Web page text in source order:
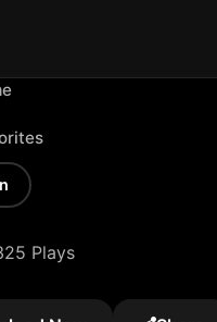
Plays